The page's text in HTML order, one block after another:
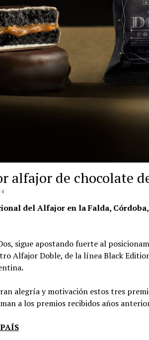
alfajor de chocolate
del Alfajor en la Falda,
sigue apostando fuerte al
Alfajor Doble, de la línea Black
.
alegría y motivación estos tres
a los premios recibidos años